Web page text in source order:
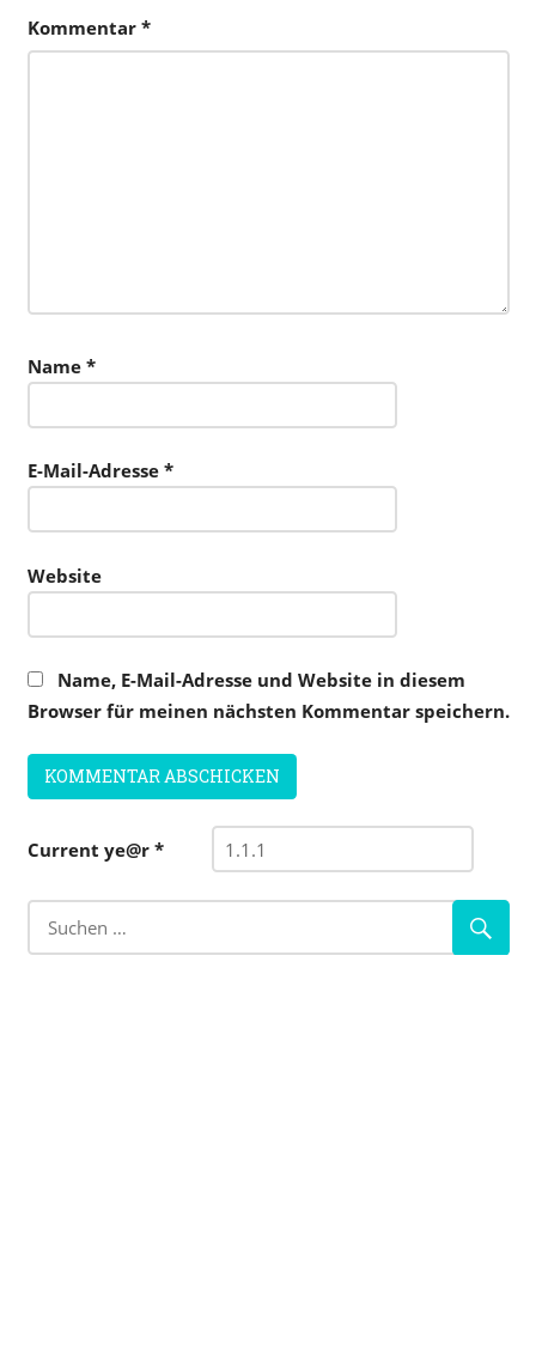
Kommentar *
Name *
E-Mail-Adresse *
Website
Name, E-Mail-Adresse und Website in diesem
Browser für meinen nächsten Kommentar speichern.
Current ye@r *